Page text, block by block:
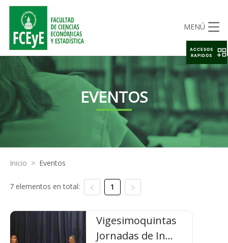
MENÚ
EVENTOS
Inicio > Eventos
7 elementos en total: 1
Vigesimoquintas
Jornadas de In...
ACCESOS
RAPIDOS